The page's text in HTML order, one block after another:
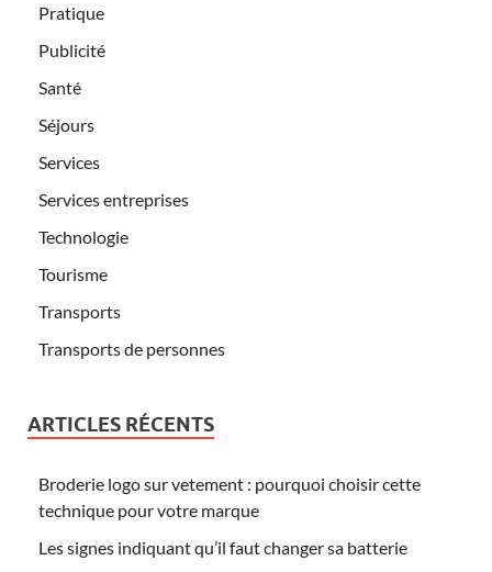
Pratique
Publicité
Santé
Séjours
Services
Services entreprises
Technologie
Tourisme
Transports
Transports de personnes
ARTICLES RÉCENTS
Broderie logo sur vetement : pourquoi choisir cette
technique pour votre marque
Les signes indiquant qu’il faut changer sa batterie